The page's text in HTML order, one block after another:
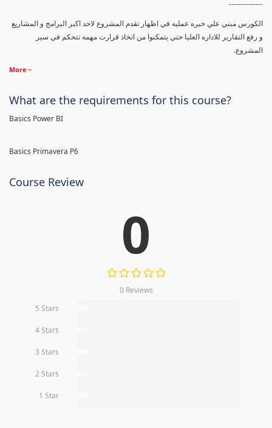
--------------
الكورس مبني علي خبره عمليه في اظهار تقدم المشروع لاحد اكبر البرامج و المشاريع
و رفع التقارير للاداره العليا حتي يتمكنوا من اتخاذ قرارت مهمه تتحكم في سير
المشروع.
More
What are the requirements for this course?
Basics Power BI
Basics Primavera P6
Course Review
0
0 Reviews
5 Stars
4 Stars
3 Stars
2 Stars
1 Star